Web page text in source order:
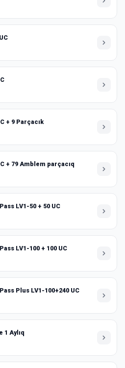
+ 9 Parçacık
+ 79 Amblem parçacıq
LV1-50 + 50 UC
LV1-100 + 100 UC
Plus LV1-100+240 UC
1 Aylıq